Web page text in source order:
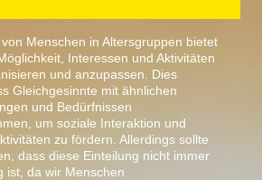
Menschen in Altersgruppen bietet
Interessen und Aktivitäten
und anzupassen. Dies
Gleichgesinnte mit ähnlichen
und Bedürfnissen
um soziale Interaktion und
zu fördern. Allerdings sollte
dass diese Einteilung nicht immer
ist, da wir Menschen